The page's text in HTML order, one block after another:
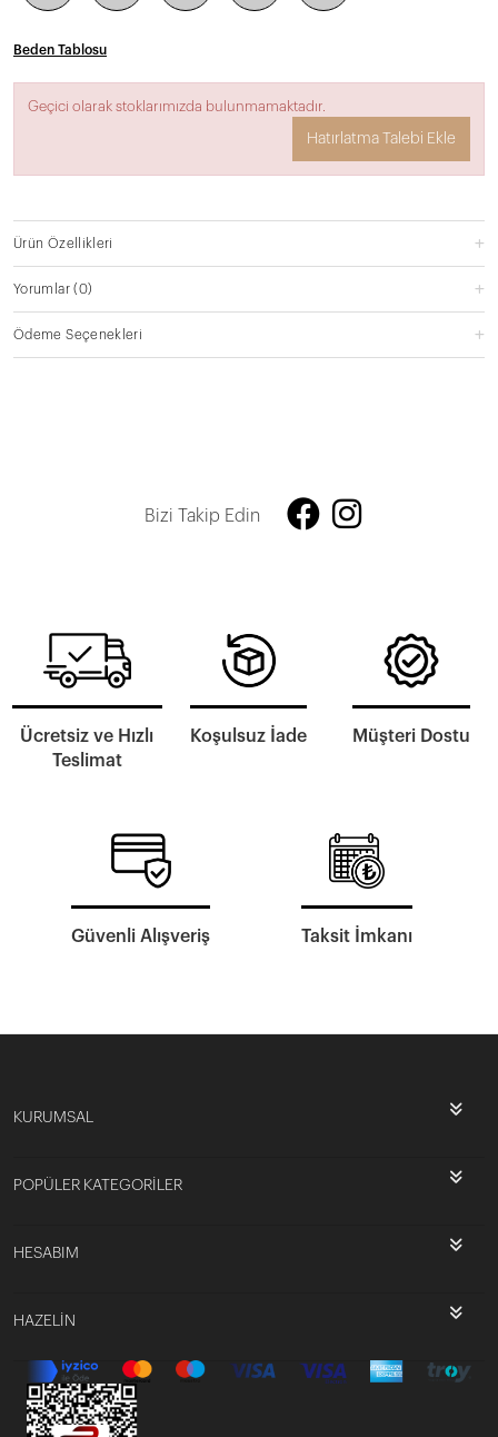
Beden Tablosu
Geçici olarak stoklarımızda bulunmamaktadır.
Hatırlatma Talebi Ekle
Ürün Özellikleri
Yorumlar(0)
Ödeme Seçenekleri
Bizi Takip Edin
Ücretsiz ve Hızlı
Teslimat
Koşulsuz İade Müşteri Dostu
Güvenli Alışveriş Taksit İmkanı
KURUMSAL
POPÜLER KATEGORİLER
HESABIM
HAZELİN